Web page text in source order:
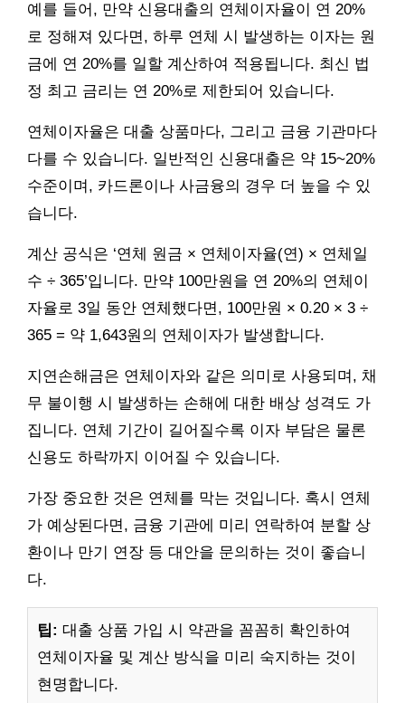
예를 들어, 만약 신용대출의 연체이자율이 연 20%
로 정해져 있다면, 하루 연체 시 발생하는 이자는 원
금에 연 20%를 일할 계산하여 적용됩니다. 최신 법
정 최고 금리는 연 20%로 제한되어 있습니다.
연체이자율은 대출 상품마다, 그리고 금융 기관마다
다를 수 있습니다. 일반적인 신용대출은 약 15~20%
수준이며, 카드론이나 사금융의 경우 더 높을 수 있
습니다.
계산 공식은 ‘연체 원금 × 연체이자율(연) × 연체일
수 ÷ 365’입니다. 만약 100만원을 연 20%의 연체이
자율로 3일 동안 연체했다면, 100만원 × 0.20 × 3 ÷
365 = 약 1,643원의 연체이자가 발생합니다.
지연손해금은 연체이자와 같은 의미로 사용되며, 채
무 불이행 시 발생하는 손해에 대한 배상 성격도 가
집니다. 연체 기간이 길어질수록 이자 부담은 물론
신용도 하락까지 이어질 수 있습니다.
가장 중요한 것은 연체를 막는 것입니다. 혹시 연체
가 예상된다면, 금융 기관에 미리 연락하여 분할 상
환이나 만기 연장 등 대안을 문의하는 것이 좋습니
다.
팁: 대출 상품 가입 시 약관을 꼼꼼히 확인하여
연체이자율 및 계산 방식을 미리 숙지하는 것이
현명합니다.